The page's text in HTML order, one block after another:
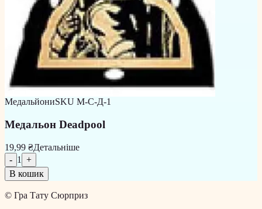
МедальйониSKU М-С-Д-1
Медальон Deadpool
19,99 ₴Детальніше
- 1
+
В кошик
© Гра Тату Сюрприз